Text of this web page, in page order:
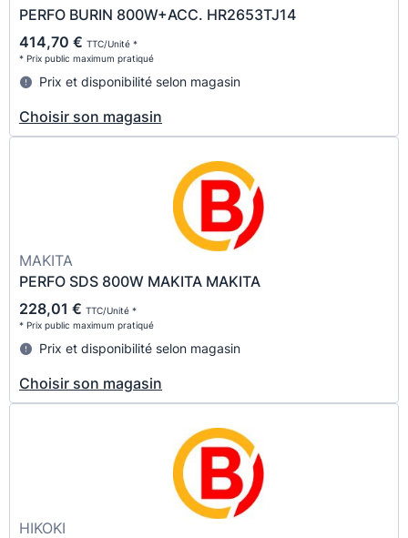
PERFO BURIN 800W+ACC. HR2653TJ14
414,70 € TTC/Unité *
* Prix public maximum pratiqué
Prix et disponibilité selon magasin
Choisir son magasin
MAKITA
PERFO SDS 800W MAKITA MAKITA
228,01 € TTC/Unité *
* Prix public maximum pratiqué
Prix et disponibilité selon magasin
Choisir son magasin
HIKOKI